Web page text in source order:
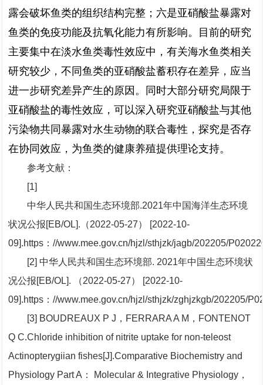
露会破坏鱼类的组织结构完整；六是亚硝酸盐暴露对
鱼类的免疫功能及抗氧化能力有所影响。目前的研究
主要集中在淡水鱼类毒性效应中，有关海水鱼类相关
研究较少，不同鱼类的亚硝酸盐蓄积存在差异，应当
进一步研究差异产生的原因。同时大部分研究局限于
亚硝酸盐的毒性效应，可以深入研究亚硝酸盐与其他
污染物共同暴露对水生动物的联合毒性，探究是否存
在协同效应，为鱼类的健康养殖提供理论支持。
参考文献：
[1]
中华人民共和国生态环境部.2021年中国海洋生态环境
状况公报[EB/OL].（2022-05-27） [2022-10-
09].https：//www.mee.gov.cn/hjzl/sthjzk/jagb/202205/
[2] 中华人民共和国生态环境部. 2021年中国生态环境状
况公报[EB/OL]. （2022-05-27） [2022-10-
09].https：//www.mee.gov.cn/hjzl/sthjzk/zghjzkgb/202205/
[3] BOUDREAUX P J，FERRARA A M，FONTENOT
Q C.Chloride inhibition of nitrite uptake for non-teleost
Actinopterygiian fishes[J].Comparative Biochemistry and
Physiology Part A： Molecular & Integrative Physiology，